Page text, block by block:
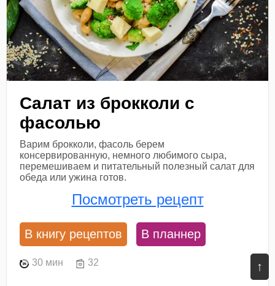
↑
Салат из брокколи с
фасолью
Варим брокколи, фасоль берем
консервированную, немного любимого сыра,
перемешиваем и питательный полезный салат для
обеда или ужина готов.
Посмотреть рецепт
В книгу рецептов В планнер
30 мин 32